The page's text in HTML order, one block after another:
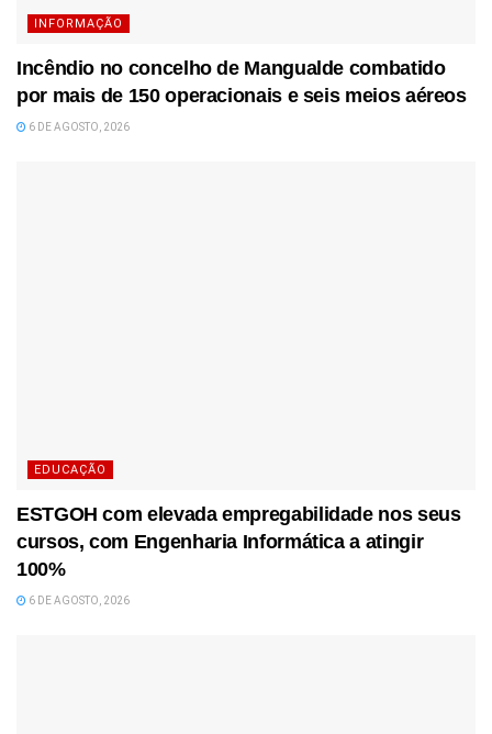
INFORMAÇÃO
Incêndio no concelho de Mangualde combatido
por mais de 150 operacionais e seis meios aéreos
6 DE AGOSTO, 2026
EDUCAÇÃO
ESTGOH com elevada empregabilidade nos seus
cursos, com Engenharia Informática a atingir
100%
6 DE AGOSTO, 2026